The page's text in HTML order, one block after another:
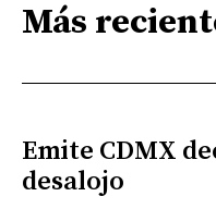
Más
Emite CDMX
desalojo